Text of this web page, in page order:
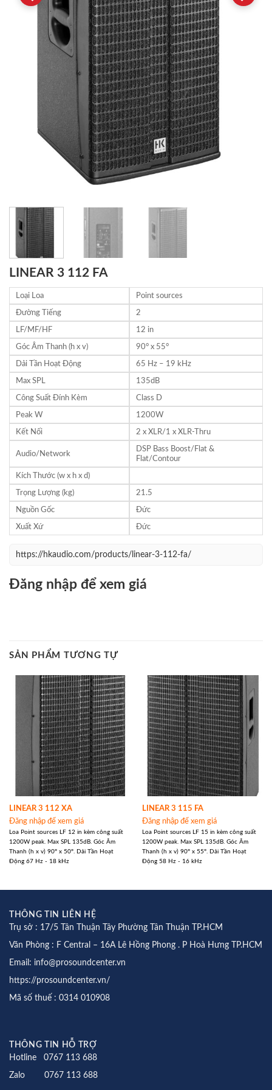
LINEAR 3 112 FA
Loại Loa Point sources
Đường Tiếng 2
LF/MF/HF 12 in
Góc Âm Thanh (h x v) 90° x 55°
Dải Tần Hoạt Động 65 Hz – 19 kHz
Max SPL 135dB
Công Suất Đính Kèm Class D
Peak W 1200W
Kết Nối 2 x XLR/1 x XLR-Thru
Audio/Network
DSP Bass Boost/Flat &
Flat/Contour
Kích Thước (w x h x d)
Trọng Lượng (kg) 21.5
Nguồn Gốc Đức
Xuất Xứ Đức
https://hkaudio.com/products/linear-3-112-fa/
Đăng nhập để xem giá
SẢN PHẨM TƯƠNG TỰ
LINEAR 3 112 XA
Đăng nhập để xem giá
Loa Point sources LF 12 in kèm công suất
1200W peak. Max SPL 135dB. Góc Âm
Thanh (h x v) 90° x 50°. Dải Tần Hoạt
Động 67 Hz - 18 kHz
LINEAR 3 115 FA
Đăng nhập để xem giá
Loa Point sources LF 15 in kèm công suất
1200W peak. Max SPL 135dB. Góc Âm
Thanh (h x v) 90° x 55°. Dải Tần Hoạt
Động 58 Hz - 16 kHz
THÔNG TIN LIÊN HỆ
Trụ sở : 17/5 Tân Thuận Tây Phường Tân Thuận TP.HCM
Văn Phòng : F Central – 16A Lê Hồng Phong . P Hoà Hưng TP.HCM
Email: info@prosoundcenter.vn
https://prosoundcenter.vn/
Mã số thuế : 0314 010908
THÔNG TIN HỖ TRỢ
Hotline 0767 113 688
Zalo 0767 113 688